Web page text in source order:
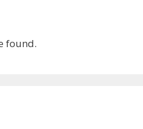
found.